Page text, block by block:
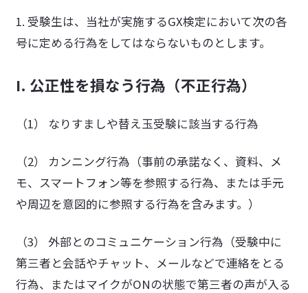
1. 受験生は、当社が実施するGX検定において次の各
号に定める行為をしてはならないものとします。
I. 公正性を損なう行為（不正行為）
（1） なりすましや替え玉受験に該当する行為
（2） カンニング行為（事前の承諾なく、資料、メ
モ、スマートフォン等を参照する行為、または手元
や周辺を意図的に参照する行為を含みます。）
（3） 外部とのコミュニケーション行為（受験中に
第三者と会話やチャット、メールなどで連絡をとる
行為、またはマイクがONの状態で第三者の声が入る